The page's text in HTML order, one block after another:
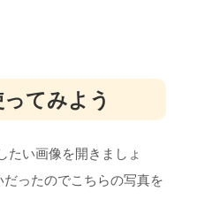
てみよう
たい画像を開きましょ
ったのでこちらの写真を